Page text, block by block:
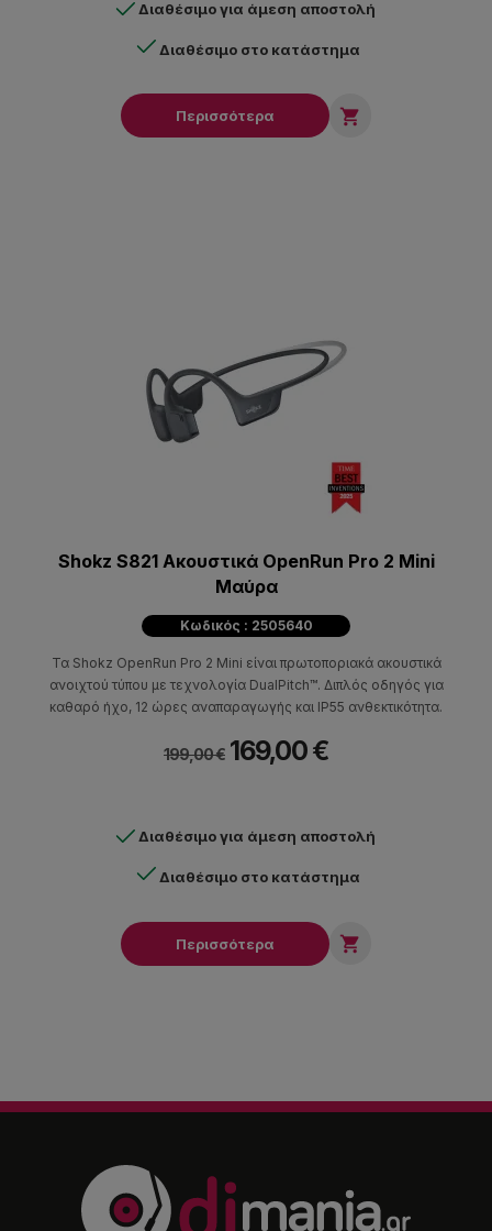
Διαθέσιμο για άμεση αποστολή
Διαθέσιμο στο κατάστημα
Περισσότερα 
Shokz S821 Ακουστικά OpenRun Pro 2 Mini
Μαύρα
Κωδικός : 2505640
Τα Shokz OpenRun Pro 2 Mini είναι πρωτοποριακά ακουστικά
ανοιχτού τύπου με τεχνολογία DualPitch™. Διπλός οδηγός για
καθαρό ήχο, 12 ώρες αναπαραγωγής και IP55 ανθεκτικότητα.
199,00 € 169,00 €
Διαθέσιμο για άμεση αποστολή
Διαθέσιμο στο κατάστημα
Περισσότερα 